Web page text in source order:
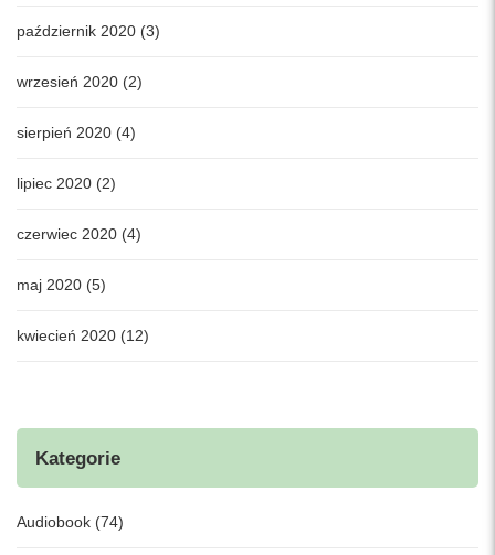
październik 2020 (3)
wrzesień 2020 (2)
sierpień 2020 (4)
lipiec 2020 (2)
czerwiec 2020 (4)
maj 2020 (5)
kwiecień 2020 (12)
Kategorie
Audiobook (74)